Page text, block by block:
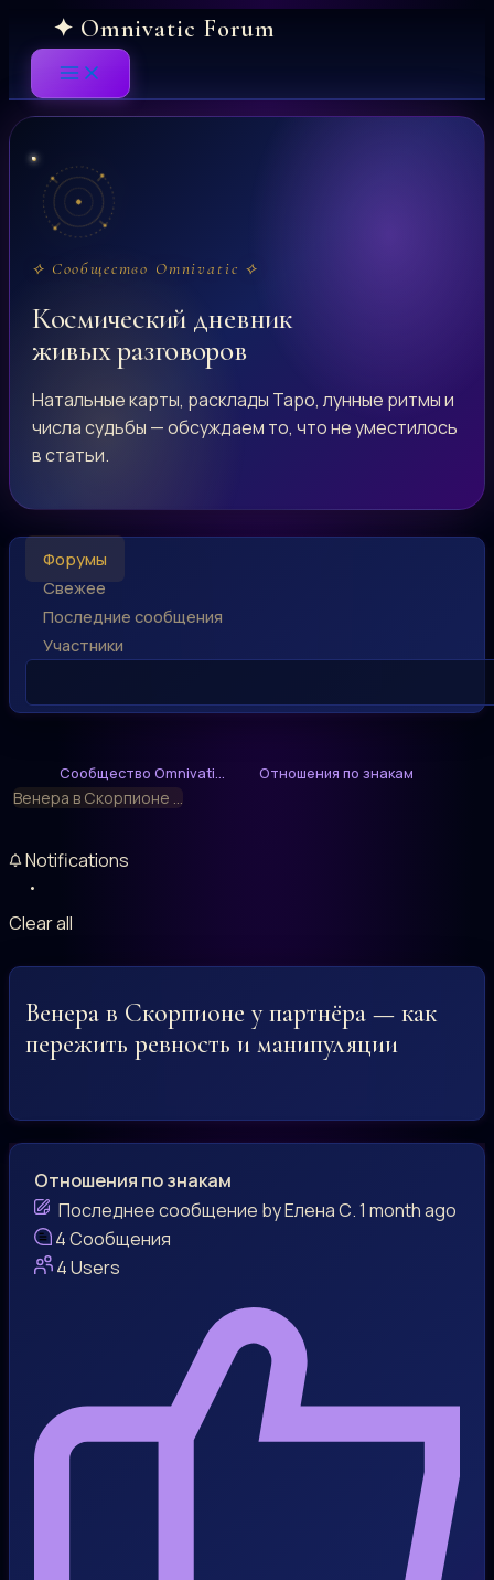
content
⟡ Сообщество Omnivatic ⟡
Космический дневник
живых разговоров
Натальные карты, расклады Таро, лунные ритмы и
числа судьбы — обсуждаем то, что не уместилось
в статьи.
Форумы
Свежее
Последние сообщения
Участники
Сообщество Omnivati... Отношения по знакам
Венера в Скорпионе ...
Notifications
Clear all
Венера в Скорпионе у партнёра — как
пережить ревность и манипуляции
Отношения по знакам
Последнее сообщение byЕлена С.1 month ago
4Сообщения
4Users